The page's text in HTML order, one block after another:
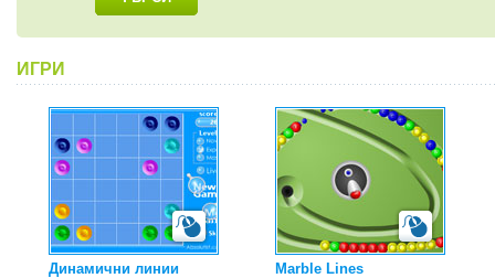
ИГРИ
Динамични линии Marble Lines